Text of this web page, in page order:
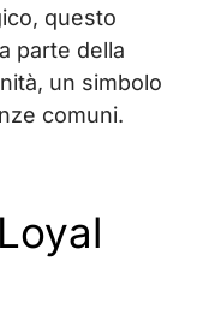
questo
parte della
un simbolo
comuni.